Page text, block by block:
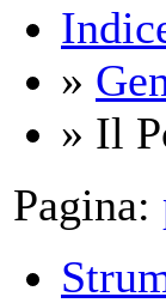
»
» Il
Pagina: